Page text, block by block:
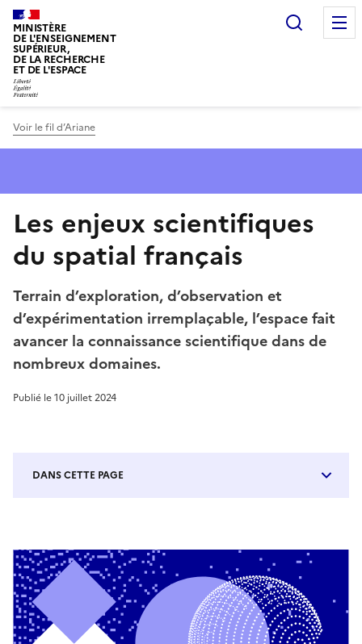
MINISTÈRE
DE L'ENSEIGNEMENT
SUPÉRIEUR,
DE LA RECHERCHE
ET DE L'ESPACE
Voir le fil d’Ariane
Les enjeux scientifiques
du spatial français
Terrain d’exploration, d’observation et
d’expérimentation irremplaçable, l’espace fait
avancer la connaissance scientifique dans de
nombreux domaines.
Publié le10 juillet 2024
DANS CETTE PAGE
Panneau de gestion des cookies